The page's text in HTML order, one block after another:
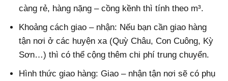
càng rẻ, hàng nặng – cồng kềnh thì tính theo m³.
Khoảng cách giao – nhận: Nếu bạn cần giao hàng
tận nơi ở các huyện xa (Quỳ Châu, Con Cuông, Kỳ
Sơn…) thì có thể cộng thêm chi phí trung chuyển.
Hình thức giao hàng: Giao – nhận tận nơi sẽ có phụ